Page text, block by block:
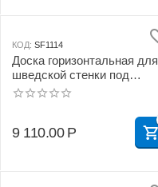
КОД: SF1114
Доска горизонтальная для
шведской стенки под
штангу
9 110.00 Р